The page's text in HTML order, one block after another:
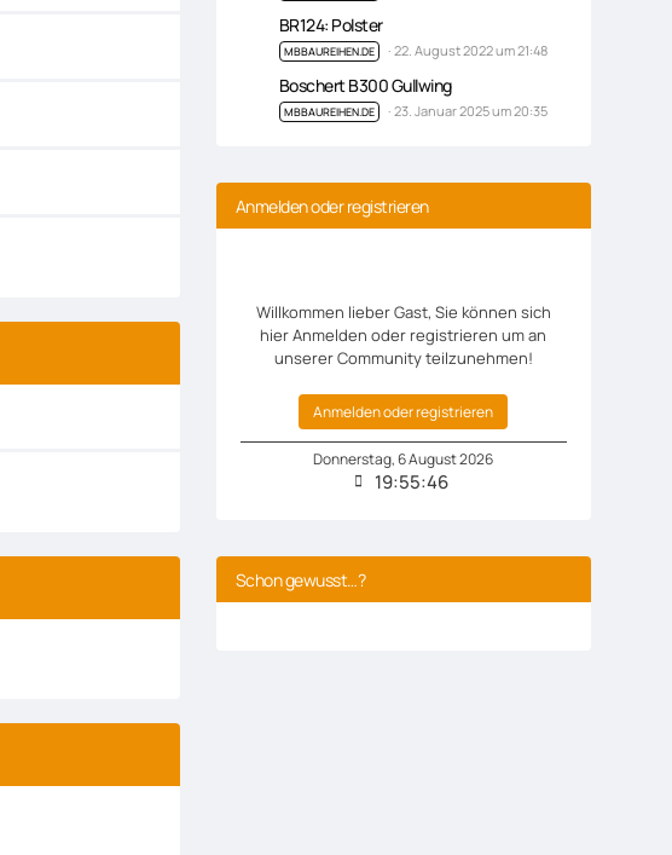
BR124: Polster
MBBAUREIHEN.DE 22. August 2022 um 21:48
Boschert B300 Gullwing
MBBAUREIHEN.DE 23. Januar 2025 um 20:35
Anmelden oder registrieren
Willkommen lieber Gast, Sie können sich
hier Anmelden oder registrieren um an
unserer Community teilzunehmen!
Anmelden oder registrieren
Donnerstag,6August2026
19:55:47
Schon gewusst…?